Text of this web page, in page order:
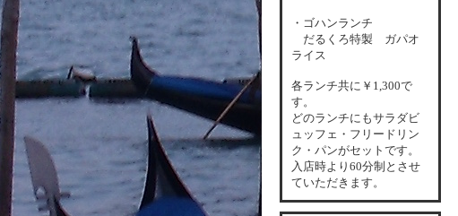
・ゴハンランチ
だるくろ特製 ガパオ
ライス
各ランチ共に￥1,300で
す。
どのランチにもサラダビ
ュッフェ・フリードリン
ク・パンがセットです。
入店時より60分制とさせ
ていただきます。